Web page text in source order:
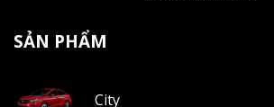
SẢN PHẨM
City